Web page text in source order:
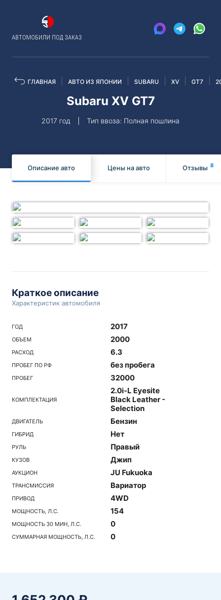
АВТОМОБИЛИ ПОД ЗАКАЗ
ГЛАВНАЯ АВТО ИЗ ЯПОНИИ SUBARU XV GT7
Subaru XV GT7
2017 год Тип ввоза: Полная пошлина
Описание авто Цены на авто Отзывы 8
Краткое описание
Характеристик автомобиля
ГОД 2017
ОБЪЕМ 2000
РАСХОД 6.3
ПРОБЕГ ПО РФ без пробега
ПРОБЕГ 32000
КОМПЛЕКТАЦИЯ
2.0i-L Eyesite
Black Leather -
Selection
ДВИГАТЕЛЬ Бензин
ГИБРИД Нет
РУЛЬ Правый
КУЗОВ Джип
АУКЦИОН JU Fukuoka
ТРАНСМИССИЯ Вариатор
ПРИВОД 4WD
МОЩНОСТЬ, Л.С. 154
МОЩНОСТЬ 30 МИН, Л.С. 0
СУММАРНАЯ МОЩНОСТЬ, Л.С. 0